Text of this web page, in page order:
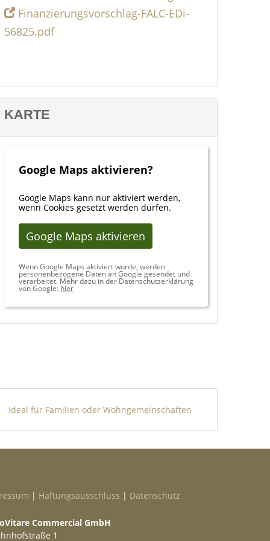
Finanzierungsvorschlag-FALC-EDi-
56825.pdf
KARTE
Google Maps aktivieren?
Google Maps kann nur aktiviert werden,
wenn Cookies gesetzt werden dürfen.
Google Maps aktivieren
Wenn Google Maps aktiviert wurde, werden
personenbezogene Daten an Google gesendet und
verarbeitet. Mehr dazu in der Datenschutzerklärung
von Google: hier
Ideal für Familien oder Wohngemeinschaften
| Haftungsausschluss | Datenschutz
Commercial GmbH
1